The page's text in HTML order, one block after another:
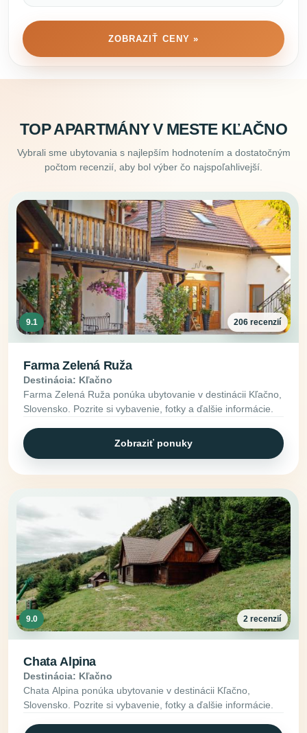
ZOBRAZIŤ CENY »
TOP APARTMÁNY V MESTE KĽAČNO
Vybrali sme ubytovania s najlepším hodnotením a dostatočným
počtom recenzií, aby bol výber čo najspoľahlivejší.
9.1 206 recenzií
Farma Zelená Ruža
Destinácia: Kľačno
Farma Zelená Ruža ponúka ubytovanie v destinácii Kľačno,
Slovensko. Pozrite si vybavenie, fotky a ďalšie informácie.
Zobraziť ponuky
9.0 2 recenzií
Chata Alpina
Destinácia: Kľačno
Chata Alpina ponúka ubytovanie v destinácii Kľačno,
Slovensko. Pozrite si vybavenie, fotky a ďalšie informácie.